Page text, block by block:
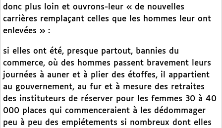
donc plus loin et ouvrons-leur « de nouvelles
carrières remplaçant celles que les hommes leur ont
enlevées » :
si elles ont été, presque partout, bannies du
commerce, où des hommes passent bravement leurs
journées à auner et à plier des étoffes, il appartient
au gouvernement, au fur et à mesure des retraites
des instituteurs de réserver pour les femmes 30 à 40
000 places qui commenceraient à les dédommager
peu à peu des empiétements si nombreux dont elles